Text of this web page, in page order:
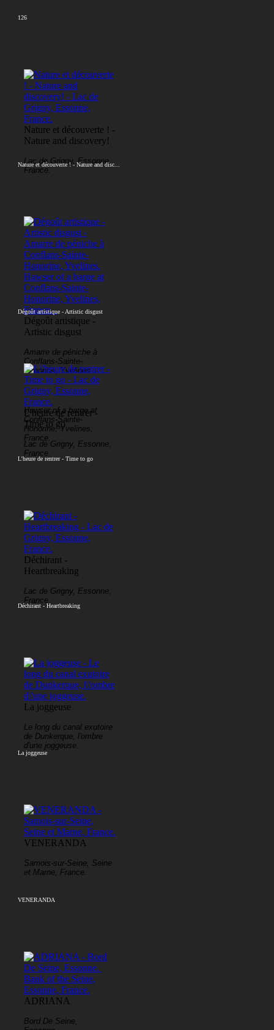
126
Nature et découverte ! -
Nature and discovery!
Lac de Grigny, Essonne,
France.
Nature et découverte ! - Nature and disc...
Dégoût artistique -
Artistic disgust
Amarre de péniche à
Conflans-Sainte-
Honorine, Yvelines.
Hawser of a barge at
Conflans-Sainte-
Honorine, Yvelines,
France.
Dégoût artistique - Artistic disgust
L'heure de rentrer -
Time to go
Lac de Grigny, Essonne,
France.
L'heure de rentrer - Time to go
Déchirant -
Heartbreaking
Lac de Grigny, Essonne,
France.
Déchirant - Heartbreaking
La joggeuse
Le long du canal exutoire
de Dunkerque, l'ombre
d'une joggeuse.
La joggeuse
VENERANDA
Samois-sur-Seine, Seine
et Marne, France.
VENERANDA
ADRIANA
Bord De Seine,